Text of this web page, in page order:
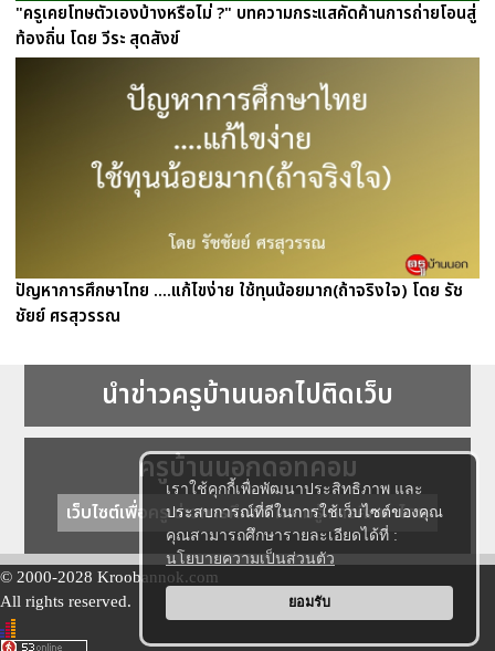
เราใช้คุกกี้เพื่อพัฒนาประสิทธิภาพ และ
ประสบการณ์ที่ดีในการใช้เว็บไซต์ของคุณ
คุณสามารถศึกษารายละเอียดได้ที่ :
นโยบายความเป็นส่วนตัว
ยอมรับ
"ครูเคยโทษตัวเองบ้างหรือไม่ ?" บทความกระแสคัดค้านการถ่ายโอนสู่
ท้องถิ่น โดย วีระ สุดสังข์
ปัญหาการศึกษาไทย ....แก้ไขง่าย ใช้ทุนน้อยมาก(ถ้าจริงใจ) โดย รัช
ชัยย์ ศรสุวรรณ
นำข่าวครูบ้านนอกไปติดเว็บ
ครูบ้านนอกดอทคอม
เว็บไซต์เพื่อครู ข่าวการศึกษา ความรู้ การศึกษาไทย
© 2000-2028 Kroobannok.com
All rights reserved.